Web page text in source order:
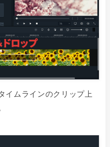
イムラインのクリップ上